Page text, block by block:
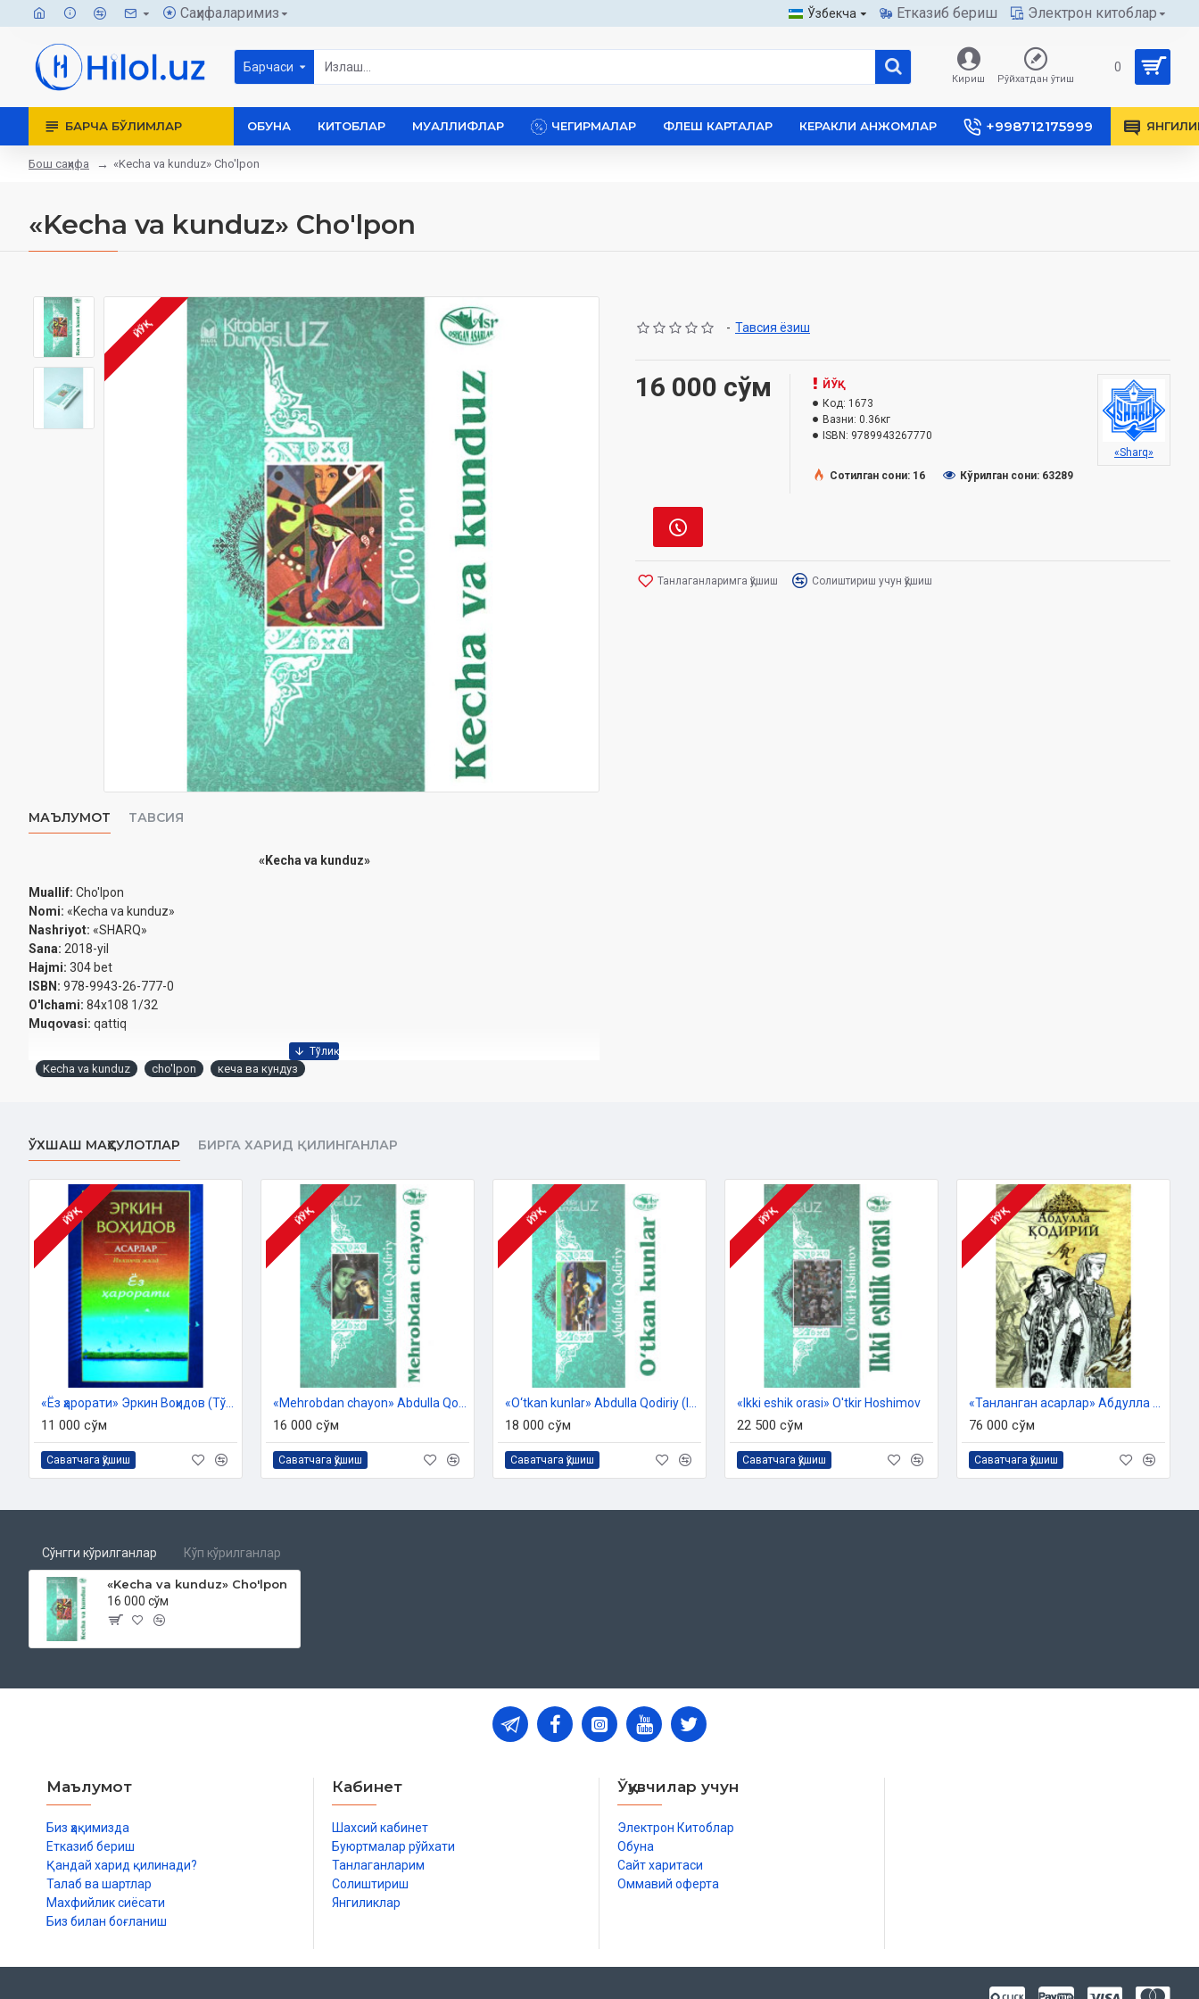
Саҳифаларимиз Ўзбекча Етказиб бериш Электрон китоблар
Барчаси
Кириш Рўйхатдан ўтиш
0
БАРЧА БЎЛИМЛАР ОБУНА КИТОБЛАР МУАЛЛИФЛАР ЧЕГИРМАЛАР ФЛЕШ КАРТАЛАР КЕРАКЛИ АНЖОМЛАР +998712175999
Бош саҳифа «Kecha va kunduz» Cho'lpon
«Kecha va kunduz» Cho'lpon
ЙЎҚ
МАЪЛУМОТ ТАВСИЯ
«Kecha va kunduz»
Muallif: Cho'lpon
Nomi: «Kecha va kunduz»
Nashriyot: «SHARQ»
Sana: 2018-yil
Hajmi: 304 bet
ISBN: 978-9943-26-777-0
O'lchami: 84x108 1/32
Muqovasi: qattiq
- Тавсия ёзиш
16 000 сўм
ЙЎҚ
Код: 1673
Вазни: 0.36кг
ISBN: 9789943267770
«Sharq»
Сотилган сони: 16
Кўрилган сони: 63289
Танлаганларимга қўшиш Солиштириш учун қўшиш
Kecha va kunduz cho'lpon кеча ва кундуз
ЎХШАШ МАҲСУЛОТЛАР БИРГА ХАРИД ҚИЛИНГАНЛАР
ЙЎҚ
11 000 сўм
Саватчага қўшиш
ЙЎҚ
16 000 сўм
Саватчага қўшиш
ЙЎҚ
18 000 сўм
Саватчага қўшиш
ЙЎҚ
«Ikki eshik orasi» O'tkir Hoshimov
22 500 сўм
Саватчага қўшиш
ЙЎҚ
76 000 сўм
Саватчага қўшиш
Сўнгги кўрилганлар Кўп кўрилганлар
«Kecha va kunduz» Cho'lpon
16 000 сўм
Маълумот
Биз ҳақимизда
Етказиб бериш
Қандай харид қилинади?
Талаб ва шартлар
Махфийлик сиёсати
Биз билан боғланиш
Кабинет
Шахсий кабинет
Буюртмалар рўйхати
Танлаганларим
Солиштириш
Янгиликлар
Ўқувчилар учун
Электрон Китоблар
Обуна
Сайт харитаси
Оммавий оферта